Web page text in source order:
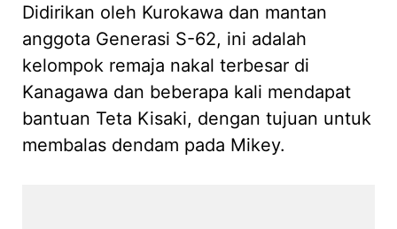
Didirikan oleh Kurokawa dan mantan
anggota Generasi S-62, ini adalah
kelompok remaja nakal terbesar di
Kanagawa dan beberapa kali mendapat
bantuan Teta Kisaki, dengan tujuan untuk
membalas dendam pada Mikey.